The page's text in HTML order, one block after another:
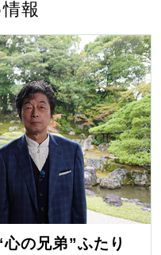
報
の兄弟”ふたり